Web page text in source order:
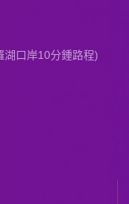
湖口岸10分鍾路程)